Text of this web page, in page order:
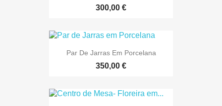
300,00 €
Par De Jarras Em Porcelana
350,00 €